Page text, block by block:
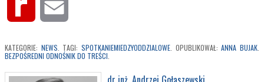
Rediff
KATEGORIE: NEWS . TAGI:SPOTKANIEMIEDZYODDZIALOWE . OPUBLIKOWAŁ:ANNA BUJAK
BEZPOŚREDNI ODNOŚNIK DO TREŚCI